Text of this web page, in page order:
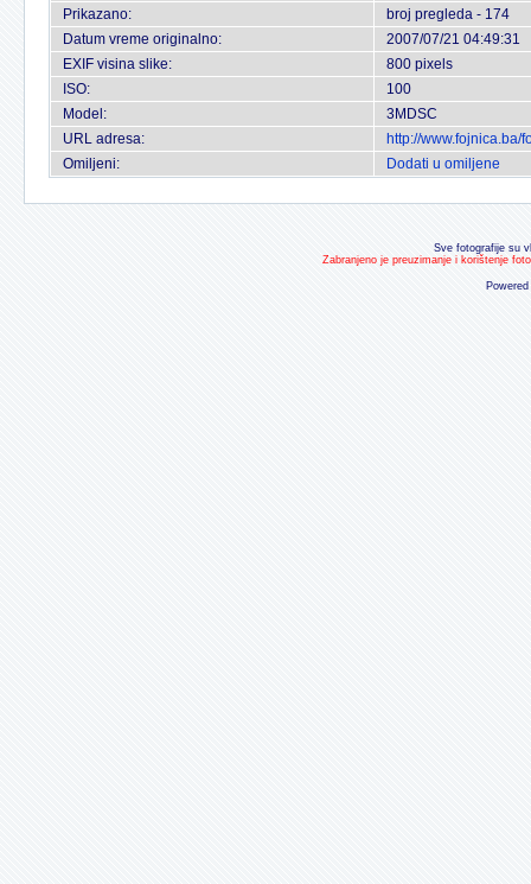
Prikazano:
broj pregleda - 174
Datum vreme originalno:
2007/07/21 04:49:31
EXIF visina slike:
800 pixels
ISO:
100
Model:
3MDSC
URL adresa:
http://
Omiljeni:
Dodati u omiljene
Sve fotografije su
Zabranjeno je preuzimanje i korištenje